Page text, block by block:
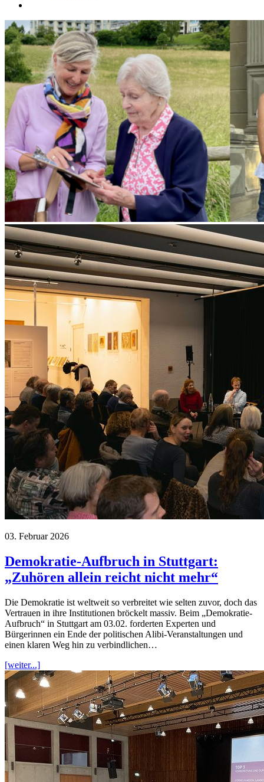
03. Februar 2026
Demokratie-Aufbruch in Stuttgart:
„Zuhören allein reicht nicht mehr“
Die Demokratie ist weltweit so verbreitet wie selten zuvor, doch das
Vertrauen in ihre Institutionen bröckelt massiv. Beim „Demokratie-
Aufbruch“ in Stuttgart am 03.02. forderten Experten und
Bürgerinnen ein Ende der politischen Alibi-Veranstaltungen und
einen klaren Weg hin zu verbindlichen…
[weiter...]